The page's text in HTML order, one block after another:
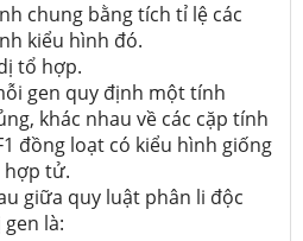
chung bằng tích tỉ lệ các
kiểu hình đó.
tổ hợp.
gen quy định một tính
khác nhau về các cặp tính
đồng loạt có kiểu hình giống
hợp tử.
giữa quy luật phân li độc
là: